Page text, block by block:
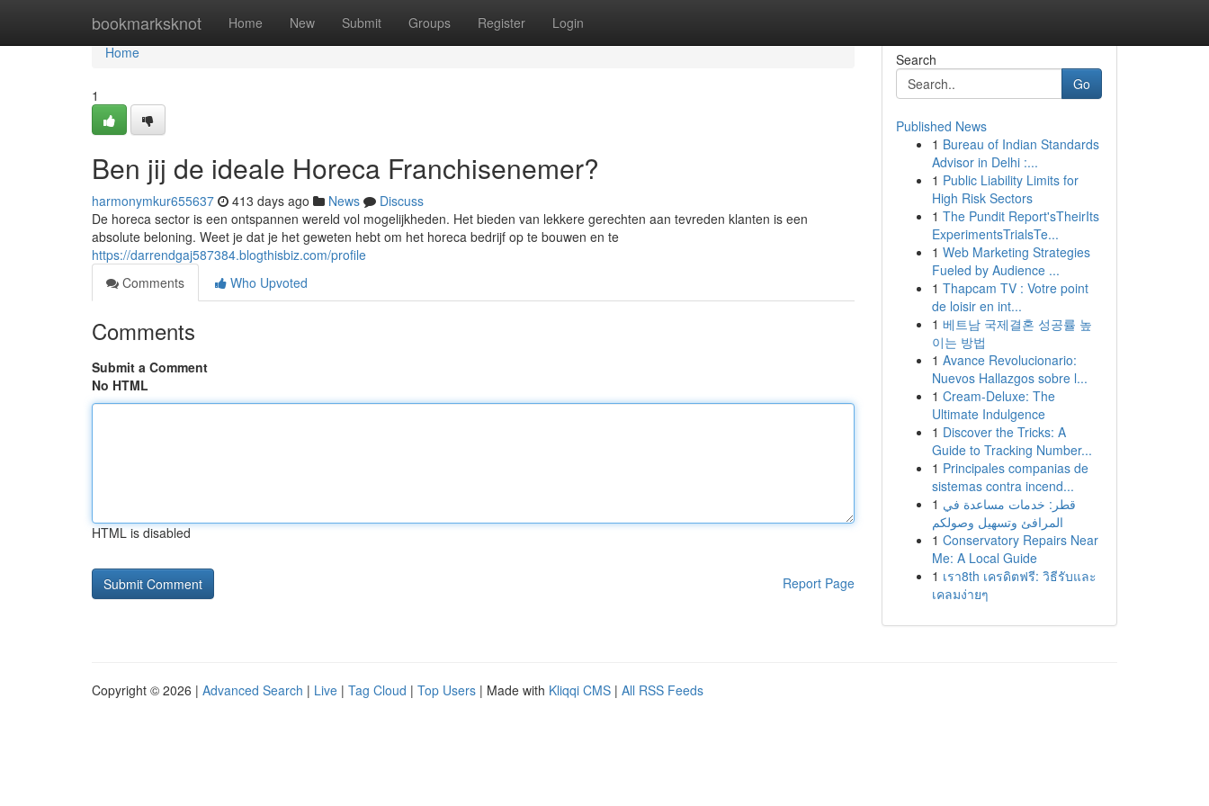
bookmarksknot Home New Submit Groups Register Login
Home
Home
1
Ben jij de ideale Horeca Franchisenemer?
harmonymkur655637 413 days ago News
Discuss
De horeca sector is een ontspannen wereld vol mogelijkheden. Het bieden van lekkere gerechten aan tevreden klanten is een
absolute beloning. Weet je dat je het geweten hebt om het horeca bedrijf op te bouwen en te
https://darrendgaj587384.blogthisbiz.com/profile
Comments
Who Upvoted
Comments
Submit a Comment
No HTML
HTML is disabled
Report Page
Search
Go
Published News
1 Bureau of Indian Standards
Advisor in Delhi :...
1 Public Liability Limits for
High Risk Sectors
1 The Pundit Report'sTheirIts
ExperimentsTrialsTe...
1 Web Marketing Strategies
Fueled by Audience ...
1 Thapcam TV : Votre point
de loisir en int...
1 베트남 국제결혼 성공률 높
이는 방법
1 Avance Revolucionario:
Nuevos Hallazgos sobre l...
1 Cream-Deluxe: The
Ultimate Indulgence
1 Discover the Tricks: A
Guide to Tracking Number...
1 Principales companias de
sistemas contra incend...
1 قطر: خدمات مساعدة في
المرافئ وتسهيل وصولكم
1 Conservatory Repairs Near
Me: A Local Guide
1 เรา8th เครดิตฟรี: วิธีรับและ
เคลมง่ายๆ
Copyright © 2026 | Advanced Search | Live | Tag Cloud | Top Users | Made with Kliqqi CMS | All RSS Feeds